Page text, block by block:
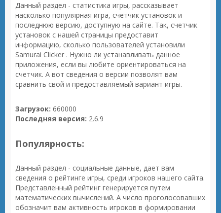
Данный раздел - статистика игры, рассказывает
насколько популярная игра, счетчик установок и
последнюю версию, доступную на сайте. Так, счетчик
установок с нашей страницы предоставит
информацию, сколько пользователей установили
Samurai Clicker . Нужно ли устанавливать данное
приложения, если вы любите ориентироваться на
счетчик. А вот сведения о версии позволят вам
сравнить свой и предоставляемый вариант игры.
Загрузок: 660000
Последняя версия: 2.6.9
Популярность:
Данный раздел - социальные данные, дает вам
сведения о рейтинге игры, среди игроков нашего сайта.
Представленный рейтинг генерируется путем
математических вычислений. А число проголосовавших
обозначит вам активность игроков в формировании